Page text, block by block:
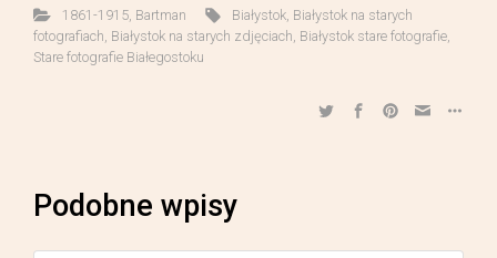
1861-1915, Bartman Białystok Białystok na starych
fotografiach Białystok na starych zdjęciach Białystok stare fotografie
Stare fotografie Białegostoku
Podobne wpisy